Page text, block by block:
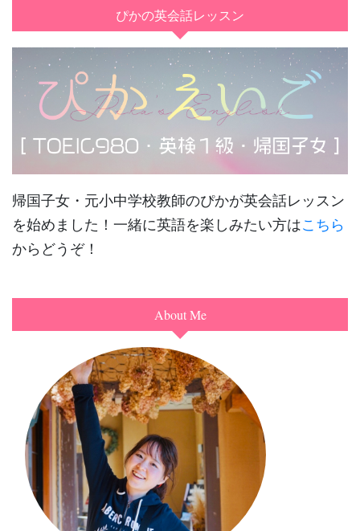
ぴかの英会話レッスン
帰国子女・元小中学校教師のぴかが英会話レッスン
を始めました！一緒に英語を楽しみたい方はこちら
からどうぞ！
About Me